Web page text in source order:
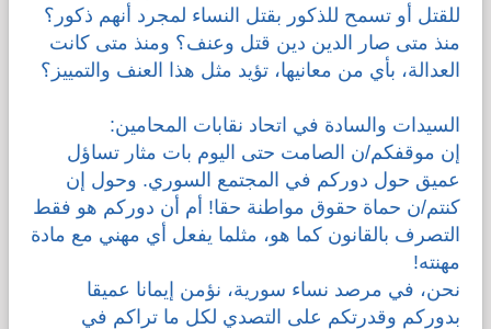
للقتل أو تسمح للذكور بقتل النساء لمجرد أنهم ذكور؟
منذ متى صار الدين دين قتل وعنف؟ ومنذ متى كانت
العدالة، بأي من معانيها، تؤيد مثل هذا العنف والتمييز؟
السيدات والسادة في اتحاد نقابات المحامين:
إن موقفكم/ن الصامت حتى اليوم بات مثار تساؤل
عميق حول دوركم في المجتمع السوري. وحول إن
كنتم/ن حماة حقوق مواطنة حقا! أم أن دوركم هو فقط
التصرف بالقانون كما هو، مثلما يفعل أي مهني مع مادة
مهنته!
نحن، في مرصد نساء سورية، نؤمن إيمانا عميقا
بدوركم وقدرتكم على التصدي لكل ما تراكم في